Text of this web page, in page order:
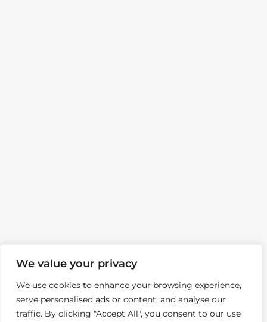
We value your privacy
We use cookies to enhance your browsing experience,
serve personalised ads or content, and analyse our
traffic. By clicking "Accept All", you consent to our use